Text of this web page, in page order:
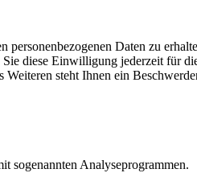
Daten zu
diese Einwilligung jederzeit für
steht Ihnen ein
sogenannten Analyseprogrammen.